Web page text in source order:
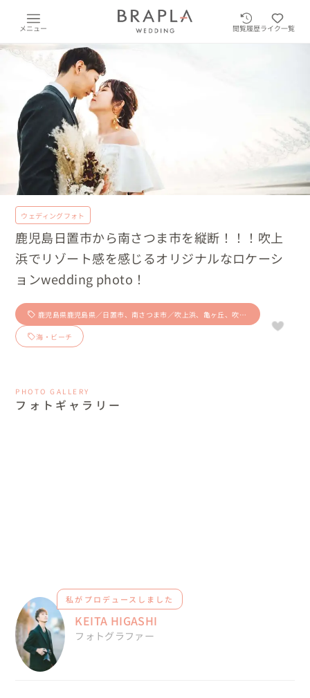
メニュー 閲覧履歴ライク一覧
ウェディングフォト
鹿児島日置市から南さつま市を縦断！！！吹上
浜でリゾート感を感じるオリジナルなロケーシ
ョンwedding photo！
鹿児島県鹿児島県／日置市、南さつま市／吹上浜、亀ヶ丘、吹上
浜フィールドホテル
海・ビーチ
PHOTO GALLERY
フォトギャラリー
私がプロデュースしました
KEITA HIGASHI
フォトグラファー